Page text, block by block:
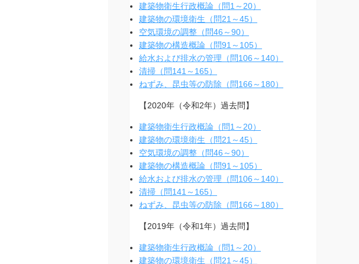
建築物衛生行政概論（問1～20）
建築物の環境衛生（問21～45）
空気環境の調整（問46～90）
建築物の構造概論（問91～105）
給水および排水の管理（問106～140）
清掃（問141～165）
ねずみ、昆虫等の防除（問166～180）
【2020年（令和2年）過去問】
建築物衛生行政概論（問1～20）
建築物の環境衛生（問21～45）
空気環境の調整（問46～90）
建築物の構造概論（問91～105）
給水および排水の管理（問106～140）
清掃（問141～165）
ねずみ、昆虫等の防除（問166～180）
【2019年（令和1年）過去問】
建築物衛生行政概論（問1～20）
建築物の環境衛生（問21～45）